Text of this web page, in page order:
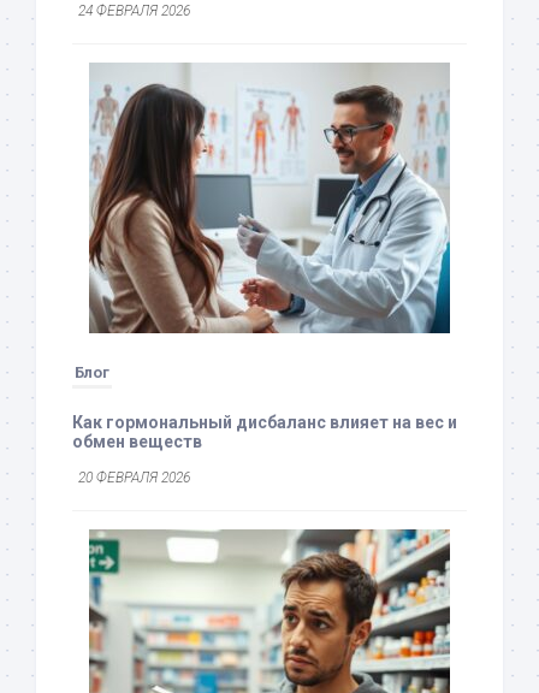
24 ФЕВРАЛЯ 2026
Блог
Как гормональный дисбаланс влияет на вес и
обмен веществ
20 ФЕВРАЛЯ 2026